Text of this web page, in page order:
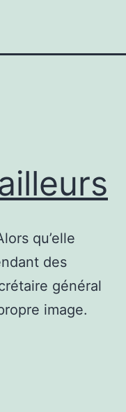
qu’elle
des
général
image.